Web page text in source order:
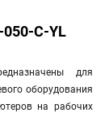
C-YL
для
оборудования
на рабочих